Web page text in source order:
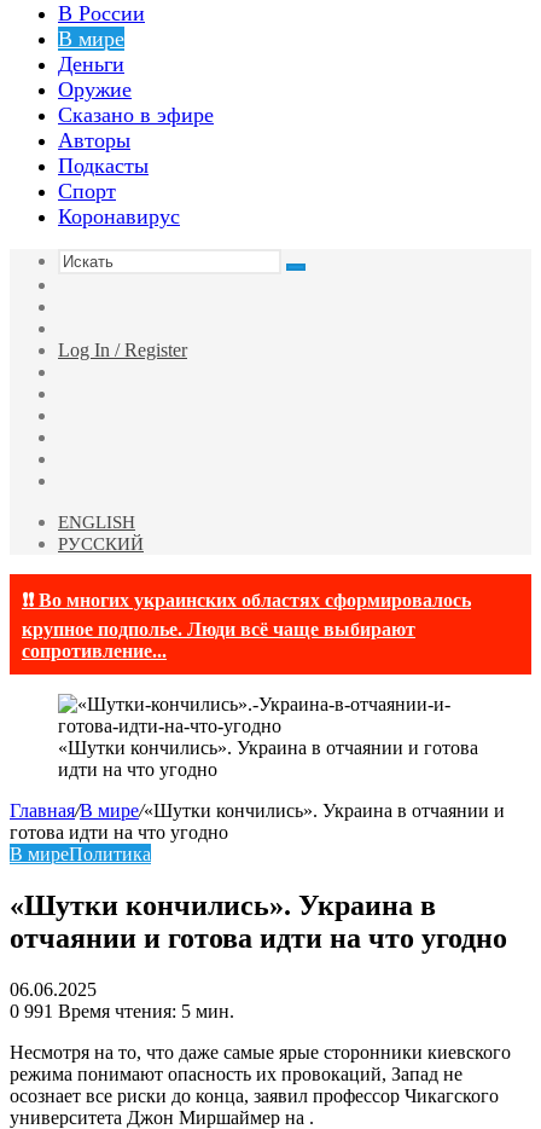
В России
В мире
Деньги
Оружие
Сказано в эфире
Авторы
Подкасты
Спорт
Коронавирус
Искать
статья
Log In / Register
ENGLISH
РУССКИЙ
❗❗ Во многих украинских областях сформировалось
крупное подполье. Люди всё чаще выбирают
сопротивление...
«Шутки кончились». Украина в отчаянии и готова
идти на что угодно
Главная/В мире/«Шутки кончились». Украина в отчаянии и
готова идти на что угодно
В миреПолитика
«Шутки кончились». Украина в
отчаянии и готова идти на что угодно
06.06.2025
0 991 Время чтения: 5 мин.
Несмотря на то, что даже самые ярые сторонники киевского
режима понимают опасность их провокаций, Запад не
осознает все риски до конца, заявил профессор Чикагского
университета Джон Миршаймер на .